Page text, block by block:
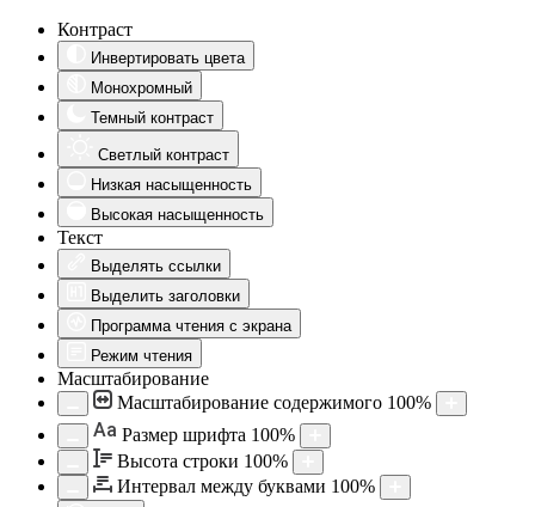
Контраст
Инвертировать цвета
Монохромный
Темный контраст
Светлый контраст
Низкая насыщенность
Высокая насыщенность
Текст
Выделять ссылки
Выделить заголовки
Программа чтения с экрана
Режим чтения
Масштабирование
Масштабирование содержимого 100%
Aa Размер шрифта 100%
Высота строки 100%
Интервал между буквами 100%